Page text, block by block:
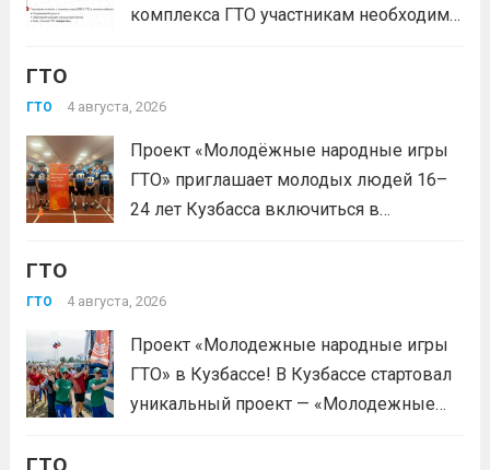
комплекса ГТО участникам необходимо
выбери своё муниципальное
приходи на площадку. Возьми
документ, удостоверяющий личность,
удобную спортивную форму и воду. На
ГТО
ГТО 4 августа, 2026
Проект «Молодёжные народные игры
ГТО» приглашает молодых людей 16–
24 лет Кузбасса включиться в
муниципальных и регионального
нормативы комплекса ГТО сочетаются
с народными играми, силовыми шоу и
инновационными надувными
ГТО
ГТО 4 августа, 2026
Проект «Молодежные народные игры
ГТО» в Кузбассе! В Кузбассе стартовал
уникальный проект — «Молодежные
ГТО